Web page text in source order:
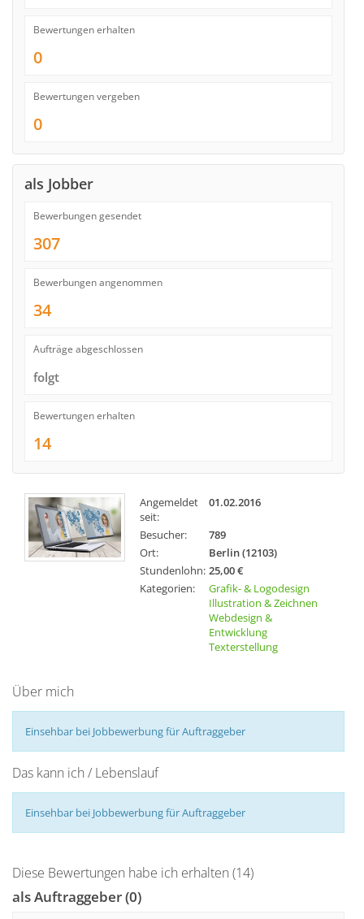
Bewertungen erhalten
0
Bewertungen vergeben
0
als Jobber
Bewerbungen gesendet
307
Bewerbungen angenommen
34
Aufträge abgeschlossen
folgt
Bewertungen erhalten
14
Angemeldet
seit:
01.02.2016
Besucher:
789
Ort:
Berlin (12103)
Stundenlohn: 25,00 €
Kategorien:
Grafik- & Logodesign
Illustration & Zeichnen
Webdesign &
Entwicklung
Texterstellung
Über mich
Einsehbar bei Jobbewerbung für Auftraggeber
Das kann ich / Lebenslauf
Einsehbar bei Jobbewerbung für Auftraggeber
Diese Bewertungen habe ich erhalten (14)
als Auftraggeber (0)